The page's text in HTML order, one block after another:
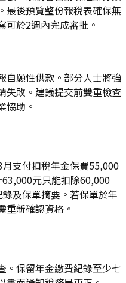
最後預覽整份報稅表確保無
可於2週內完成審批。
自願性供款。部分人士將強
失敗。建議提交前雙重檢查
協助。
支付扣稅年金保費55,000
元只能扣除60,000
及保單摘要。若保單於年
重新確認資格。
。保留年金繳費紀錄至少七